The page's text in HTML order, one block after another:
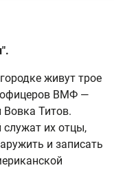
живут трое
ВМФ —
Титов.
служат их отцы,
и записать